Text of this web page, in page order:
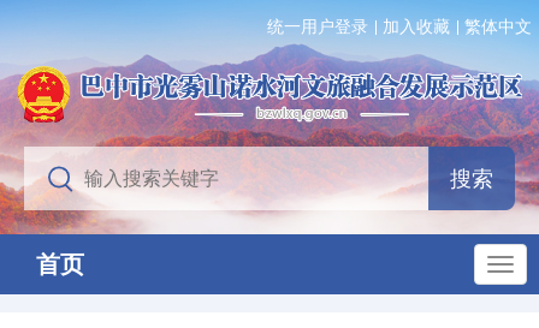
统一用户登录 加入收藏 繁体中文
首页